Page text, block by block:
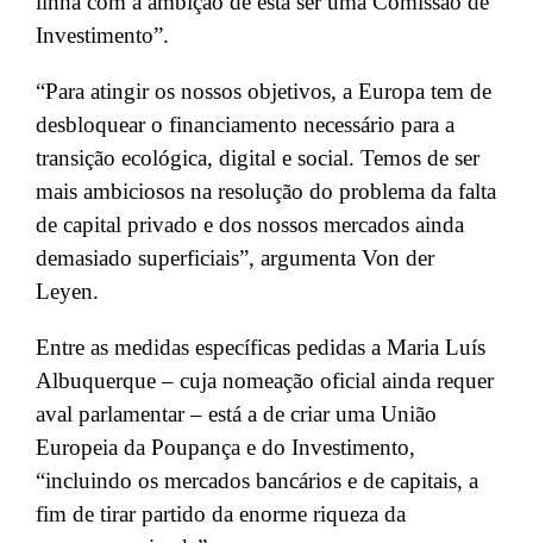
Investimento”.
“Para atingir os nossos objetivos, a Europa tem de
desbloquear o financiamento necessário para a
transição ecológica, digital e social. Temos de ser
mais ambiciosos na resolução do problema da falta
de capital privado e dos nossos mercados ainda
demasiado superficiais”, argumenta Von der
Leyen.
Entre as medidas específicas pedidas a Maria Luís
Albuquerque – cuja nomeação oficial ainda requer
aval parlamentar – está a de criar uma União
Europeia da Poupança e do Investimento,
“incluindo os mercados bancários e de capitais, a
fim de tirar partido da enorme riqueza da